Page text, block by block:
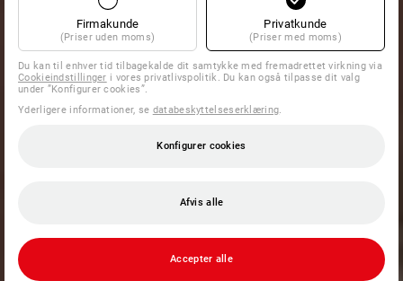
Firmakunde
(Priser uden moms)
Privatkunde
(Priser med moms)
Du kan til enhver tid tilbagekalde dit samtykke med fremadrettet virkning via
Cookieindstillinger i vores privatlivspolitik. Du kan også tilpasse dit valg
under ”Konfigurer cookies”.
Yderligere informationer, se databeskyttelseserklæring
Konfigurer cookies
Afvis alle
Accepter alle